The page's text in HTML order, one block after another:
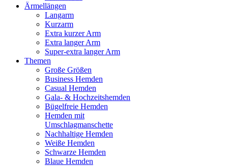
Ärmellängen
Langarm
Kurzarm
Extra kurzer Arm
Extra langer Arm
Super-extra langer Arm
Themen
Große Größen
Business Hemden
Casual Hemden
Gala- & Hochzeitshemden
Bügelfreie Hemden
Hemden mit
Umschlagmanschette
Nachhaltige Hemden
Weiße Hemden
Schwarze Hemden
Blaue Hemden